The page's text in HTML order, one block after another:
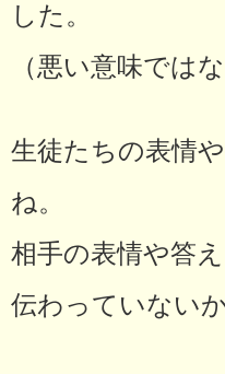
した。
（悪い意味では
生徒たちの表情
ね。
相手の表情や答
伝わっていない